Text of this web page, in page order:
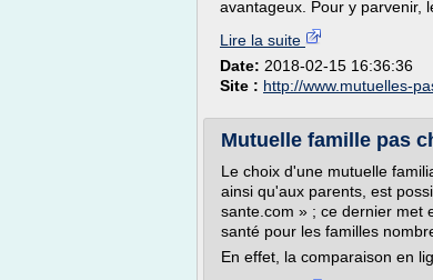
avantageux. Pour y parvenir,
Lire la suite
Date: 2018-02-15 16:36:36
Site : http://www.mutuelles-
Mutuelle famille pas
Le choix d'une mutuelle
ainsi qu'aux parents, est
sante.com » ; ce dernier met
santé pour les familles
En effet, la comparaison en